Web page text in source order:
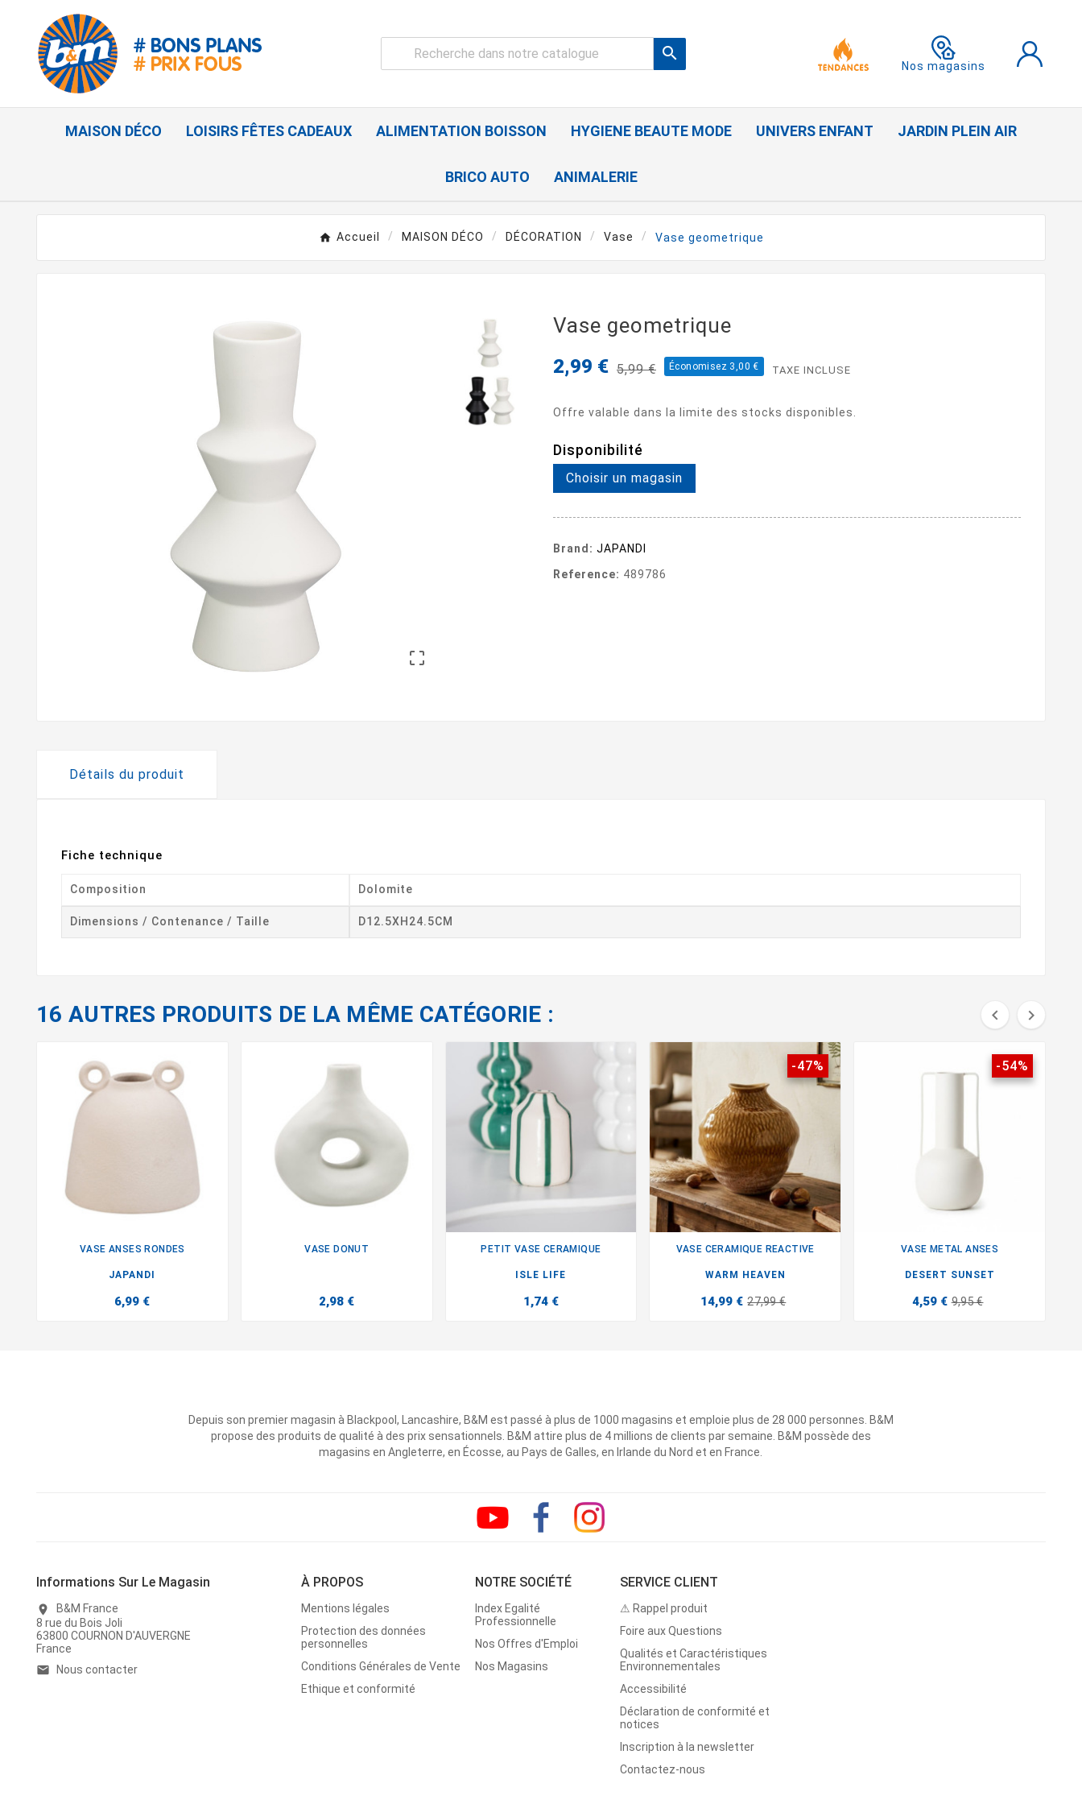

Nos magasins
MAISON DÉCO LOISIRS FÊTES CADEAUX ALIMENTATION BOISSON HYGIENE BEAUTE MODE UNIVERS ENFANT JARDIN PLEIN AIR
BRICO AUTO ANIMALERIE
Accueil MAISON DÉCO DÉCORATION Vase Vase geometrique

Vase geometrique
2,99 € 5,99 € Économisez 3,00 € TAXE INCLUSE
Offre valable dans la limite des stocks disponibles.
Disponibilité
Choisir un magasin
Brand: JAPANDI
Reference: 489786
Détails du produit
Fiche technique
Composition Dolomite
Dimensions / Contenance / Taille D12.5XH24.5CM
16 AUTRES PRODUITS DE LA MÊME CATÉGORIE :  
VASE ANSES RONDES
JAPANDI
6,99 €
VASE DONUT
2,98 €
PETIT VASE CERAMIQUE
ISLE LIFE
1,74 €
-47%
VASE CERAMIQUE REACTIVE
WARM HEAVEN
14,99 € 27,99 €
-54%
VASE METAL ANSES
DESERT SUNSET
4,59 € 9,95 €
Depuis son premier magasin à Blackpool, Lancashire, B&M est passé à plus de 1000 magasins et emploie plus de 28 000 personnes. B&M
propose des produits de qualité à des prix sensationnels. B&M attire plus de 4 millions de clients par semaine. B&M possède des
magasins en Angleterre, en Écosse, au Pays de Galles, en Irlande du Nord et en France.
Informations Sur Le Magasin
location_on
B&M France
8 rue du Bois Joli
63800 COURNON D'AUVERGNE
France
email Nous contacter
À PROPOS
Mentions légales
Protection des données
personnelles
Conditions Générales de Vente
Ethique et conformité
NOTRE SOCIÉTÉ
Index Egalité
Professionnelle
Nos Offres d'Emploi
Nos Magasins
SERVICE CLIENT
⚠ Rappel produit
Foire aux Questions
Qualités et Caractéristiques
Environnementales
Accessibilité
Déclaration de conformité et
notices
Inscription à la newsletter
Contactez-nous